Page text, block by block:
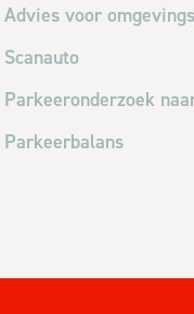
Advies voor
Scanauto
Parkeeronderzoek
Parkeerbalans